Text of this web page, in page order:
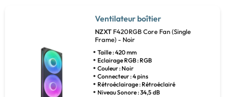
Ventilateur boîtier
NZXT F420RGB Core Fan (Single
Frame) - Noir
Taille : 420 mm
Eclairage RGB : RGB
Couleur : Noir
Connecteur : 4 pins
Rétroéclairage : Rétroéclairé
Niveau Sonore : 34,5 dB